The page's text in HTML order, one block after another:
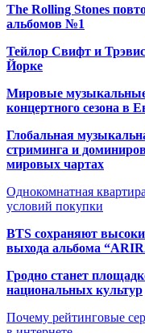
The Rolling Stones
альбомов №1
Тейлор Свифт и
Йорке
Мировые
концертного сезона в
Глобальная
стриминга и
мировых чартах
Однокомнатная
условий покупки
BTS сохраняют
выхода альбома
Гродно станет
национальных культур
Почему рейтинговые